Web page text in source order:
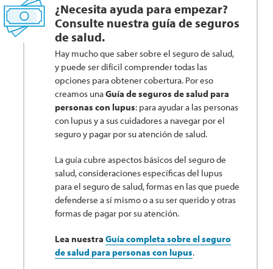
¿Necesita ayuda para empezar?
Consulte nuestra guía de seguros
de salud.
Hay mucho que saber sobre el seguro de salud,
y puede ser difícil comprender todas las
opciones para obtener cobertura. Por eso
creamos unaGuía de seguros de salud para
personas con lupus: para ayudar a las personas
con lupus y a sus cuidadores a navegar por el
seguro y pagar por su atención de salud.
La guía cubre aspectos básicos del seguro de
salud, consideraciones específicas del lupus
para el seguro de salud, formas en las que puede
defenderse a sí mismo o a su ser querido y otras
formas de pagar por su atención.
Lea nuestra Guía completa sobre el seguro
de salud para personas con lupus.